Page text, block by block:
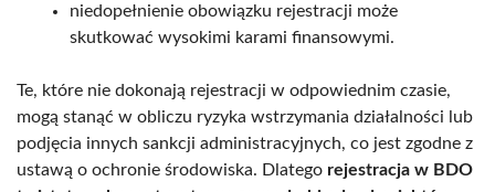
niedopełnienie obowiązku rejestracji może
skutkować wysokimi karami finansowymi.
Te, które nie dokonają rejestracji w odpowiednim czasie,
mogą stanąć w obliczu ryzyka wstrzymania działalności lub
podjęcia innych sankcji administracyjnych, co jest zgodne z
ustawą o ochronie środowiska. Dlatego rejestracja w BDO